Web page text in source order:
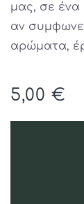
μας, σε ένα
αν
αρώματα,
5,00 €